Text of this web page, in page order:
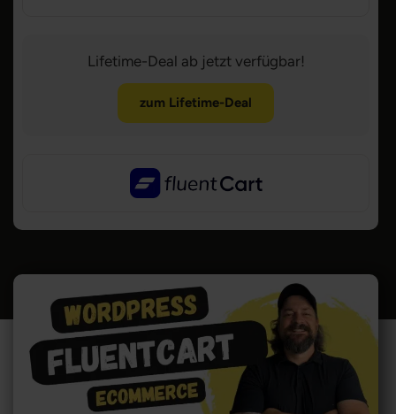
Lifetime-Deal ab jetzt verfügbar!
zum Lifetime-Deal